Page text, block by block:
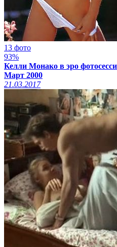
13 фото
93%
Келли Монако в эро
Март 2000
21.03.2017